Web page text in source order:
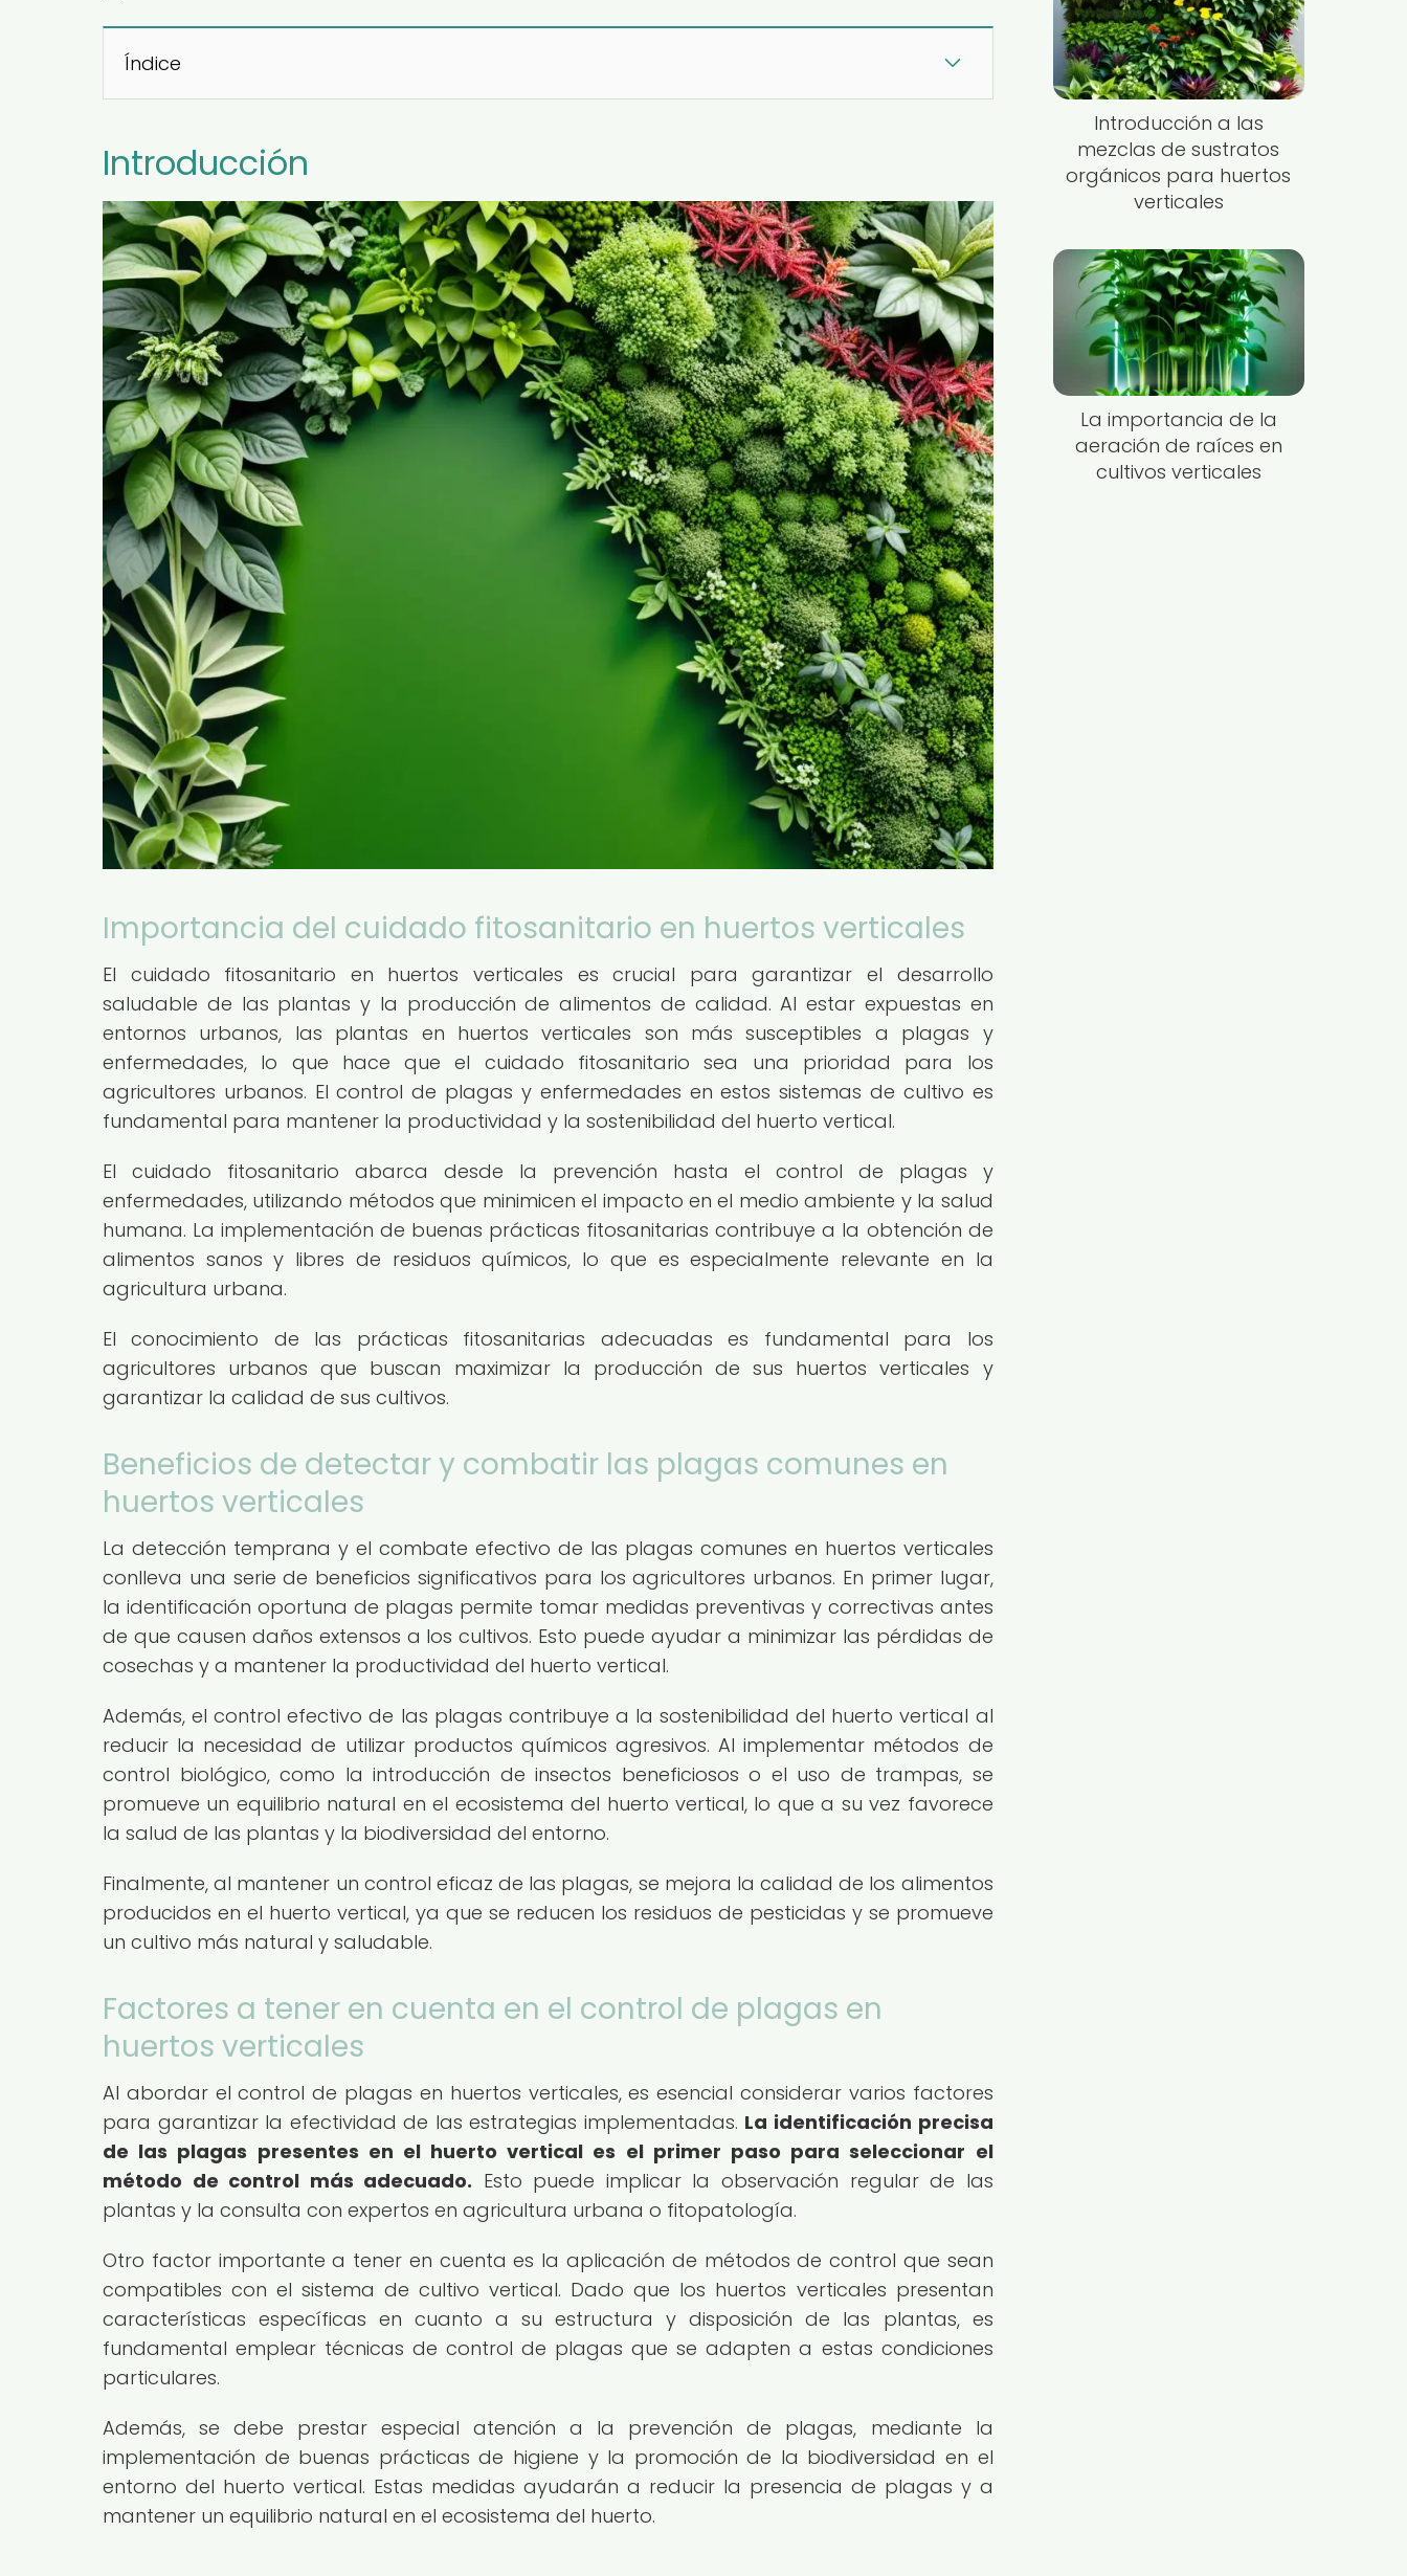
Índice
Introducción
Importancia del cuidado fitosanitario en huertos verticales
El cuidado fitosanitario en huertos verticales es crucial para garantizar el desarrollo
saludable de las plantas y la producción de alimentos de calidad. Al estar expuestas en
entornos urbanos, las plantas en huertos verticales son más susceptibles a plagas y
enfermedades, lo que hace que el cuidado fitosanitario sea una prioridad para los
agricultores urbanos. El control de plagas y enfermedades en estos sistemas de cultivo es
fundamental para mantener la productividad y la sostenibilidad del huerto vertical.
El cuidado fitosanitario abarca desde la prevención hasta el control de plagas y
enfermedades, utilizando métodos que minimicen el impacto en el medio ambiente y la salud
humana. La implementación de buenas prácticas fitosanitarias contribuye a la obtención de
alimentos sanos y libres de residuos químicos, lo que es especialmente relevante en la
agricultura urbana.
El conocimiento de las prácticas fitosanitarias adecuadas es fundamental para los
agricultores urbanos que buscan maximizar la producción de sus huertos verticales y
garantizar la calidad de sus cultivos.
Beneficios de detectar y combatir las plagas comunes en
huertos verticales
La detección temprana y el combate efectivo de las plagas comunes en huertos verticales
conlleva una serie de beneficios significativos para los agricultores urbanos. En primer lugar,
la identificación oportuna de plagas permite tomar medidas preventivas y correctivas antes
de que causen daños extensos a los cultivos. Esto puede ayudar a minimizar las pérdidas de
cosechas y a mantener la productividad del huerto vertical.
Además, el control efectivo de las plagas contribuye a la sostenibilidad del huerto vertical al
reducir la necesidad de utilizar productos químicos agresivos. Al implementar métodos de
control biológico, como la introducción de insectos beneficiosos o el uso de trampas, se
promueve un equilibrio natural en el ecosistema del huerto vertical, lo que a su vez favorece
la salud de las plantas y la biodiversidad del entorno.
Finalmente, al mantener un control eficaz de las plagas, se mejora la calidad de los alimentos
producidos en el huerto vertical, ya que se reducen los residuos de pesticidas y se promueve
un cultivo más natural y saludable.
Factores a tener en cuenta en el control de plagas en
huertos verticales
Al abordar el control de plagas en huertos verticales, es esencial considerar varios factores
para garantizar la efectividad de las estrategias implementadas. La identificación precisa
de las plagas presentes en el huerto vertical es el primer paso para seleccionar el
método de control más adecuado. Esto puede implicar la observación regular de las
plantas y la consulta con expertos en agricultura urbana o fitopatología.
Otro factor importante a tener en cuenta es la aplicación de métodos de control que sean
compatibles con el sistema de cultivo vertical. Dado que los huertos verticales presentan
características específicas en cuanto a su estructura y disposición de las plantas, es
fundamental emplear técnicas de control de plagas que se adapten a estas condiciones
particulares.
Además, se debe prestar especial atención a la prevención de plagas, mediante la
implementación de buenas prácticas de higiene y la promoción de la biodiversidad en el
entorno del huerto vertical. Estas medidas ayudarán a reducir la presencia de plagas y a
mantener un equilibrio natural en el ecosistema del huerto.
Introducción a las
mezclas de sustratos
orgánicos para huertos
verticales
La importancia de la
aeración de raíces en
cultivos verticales